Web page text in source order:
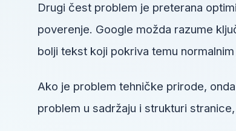
Drugi čest problem je preterana
poverenje. Google možda razume
bolji tekst koji pokriva temu
Ako je problem tehničke prirode,
problem u sadržaju i strukturi